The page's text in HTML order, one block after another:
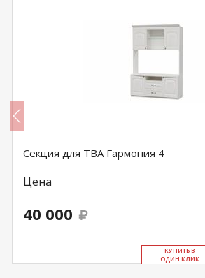
Секция для ТВА Гармония 4
Цена
40 000
КУ­ПИТЬ В
ОДИН КЛИК